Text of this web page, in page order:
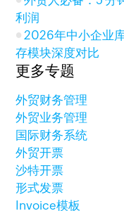
利润
2026年中小企业
存模块深度对比
更多专题
外贸财务管理
外贸业务管理
国际财务系统
外贸开票
沙特开票
形式发票
Invoice模板